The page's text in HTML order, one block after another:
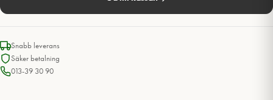
Snabb leverans
Säker betalning
013-39 30 90